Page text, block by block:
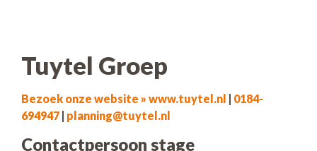
Tuytel Groep
Bezoek onze website » www.tuytel.nl | 0184-
694947 | planning@tuytel.nl
Contactpersoon stage